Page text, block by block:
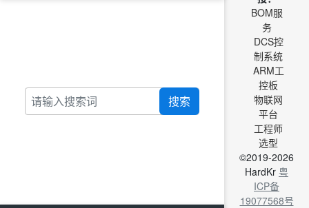
搜索
BOM服
务
DCS控
制系统
ARM工
控板
物联网
平台
工程师
选型
©2019-2026
HardKr 粤
ICP备
19077568号